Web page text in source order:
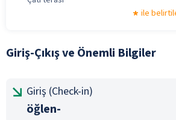
ile
Giriş-Çıkış ve Önemli Bilgiler
Giriş (Check-in)
öğlen-